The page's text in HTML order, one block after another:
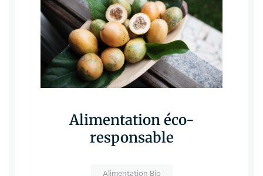
Alimentation éco-
responsable